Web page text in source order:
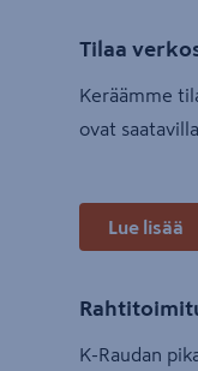
Tilaa
Keräämme
ovat
Lue lisää
K-Raudan